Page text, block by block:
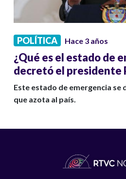
POLÍTICA Hace 3 años
¿Qué es el estado de
decretó el presidente
Este estado de emergencia se
que azota al país.